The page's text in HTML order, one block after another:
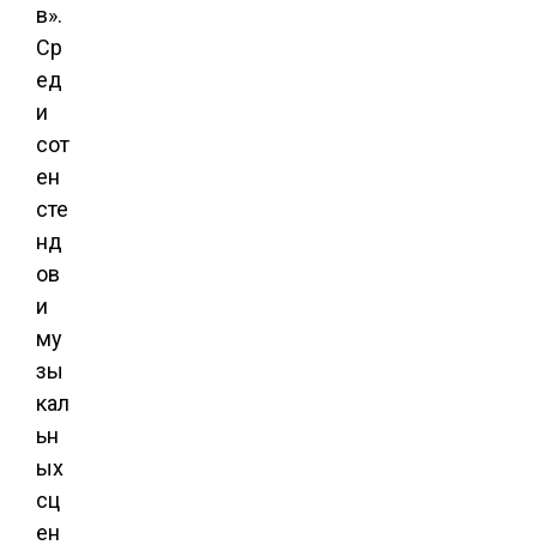
в».
Ср
ед
и
сот
ен
сте
нд
ов
и
му
зы
кал
ьн
ых
сц
ен